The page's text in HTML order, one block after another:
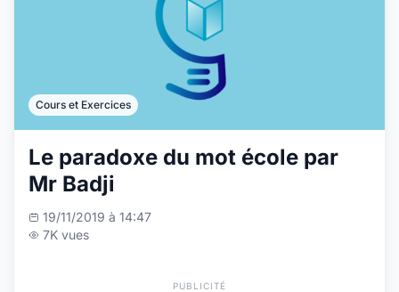
Cours et Exercices
Le paradoxe du mot école par
Mr Badji
19/11/2019 à 14:47
7K vues
PUBLICITÉ